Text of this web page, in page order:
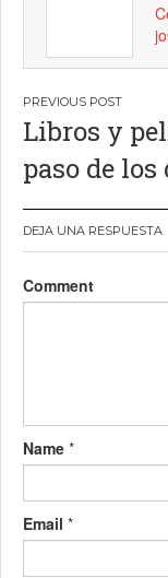
de
entradas
Libros y
paso de los
DEJA UNA RESPUESTA
Comment
Name *
Email *